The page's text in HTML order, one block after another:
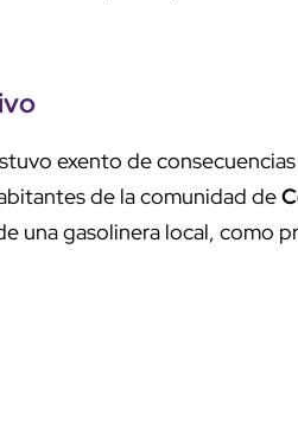
exento de
de la comunidad de
una gasolinera local, como